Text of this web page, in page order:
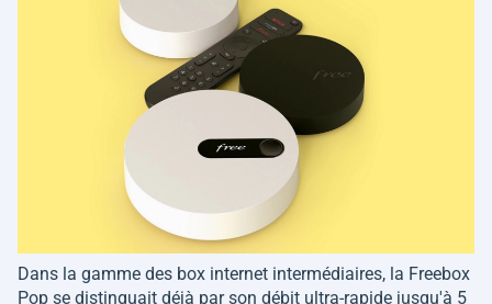
Dans la gamme des box internet intermédiaires, la Freebox
Pop se distinguait déjà par son débit ultra-rapide jusqu'à 5